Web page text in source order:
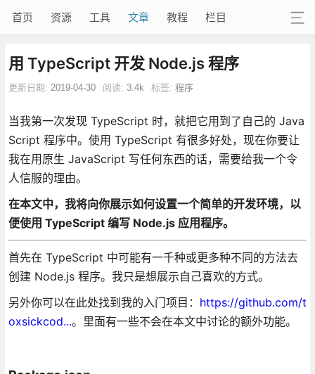
首页 资源 工具 文章 教程 栏目
用 TypeScript 开发 Node.js 程序
更新日期: 2019-04-30 阅读: 3.4k 标签: 程序
当我第一次发现 TypeScript 时，就把它用到了自己的 Java
Script 程序中。使用 TypeScript 有很多好处，现在你要让
我在用原生 JavaScript 写任何东西的话，需要给我一个令
人信服的理由。
在本文中，我将向你展示如何设置一个简单的开发环境，以
便使用 TypeScript 编写 Node.js 应用程序。
首先在 TypeScript 中可能有一千种或更多种不同的方法去
创建 Node.js 程序。我只是想展示自己喜欢的方式。
另外你可以在此处找到我的入门项目： https://github.com/t
oxsickcod...。里面有一些不会在本文中讨论的额外功能。